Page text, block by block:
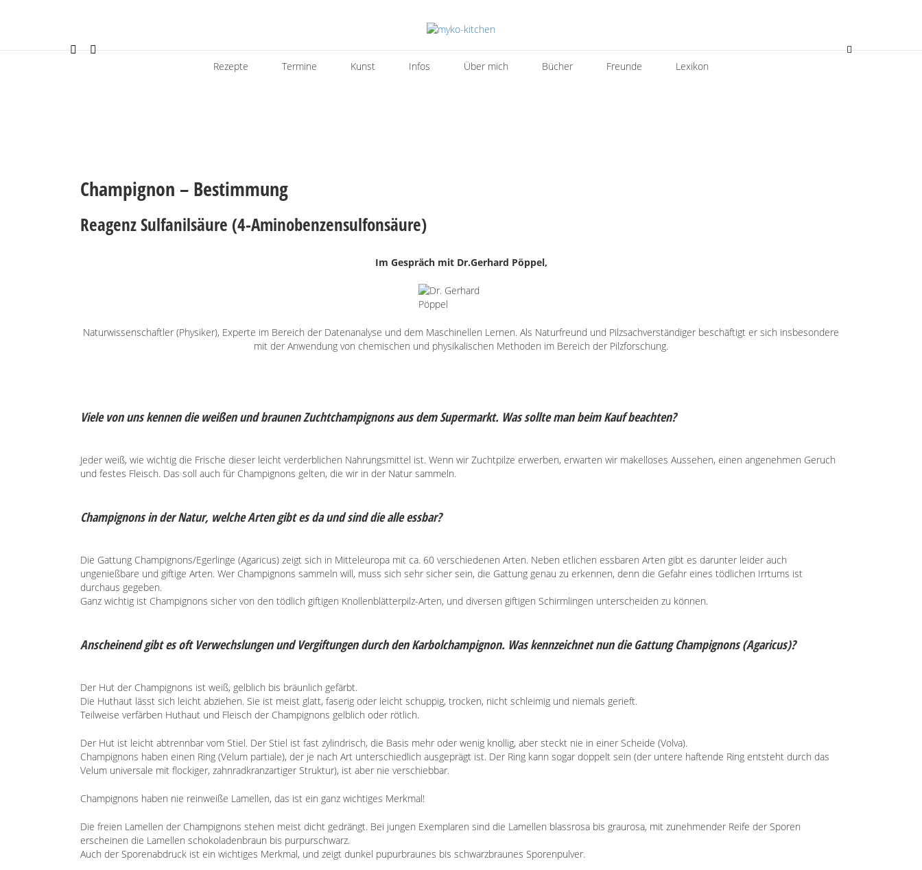
Rezepte Termine Kunst Infos Über mich Bücher Freunde Lexikon
Champignon – Bestimmung
Reagenz Sulfanilsäure (4-Aminobenzensulfonsäure)
Im Gespräch mit Dr.Gerhard Pöppel,
Naturwissenschaftler (Physiker), Experte im Bereich der Datenanalyse und dem Maschinellen Lernen. Als Naturfreund und Pilzsachverständiger beschäftigt er sich insbesondere
mit der Anwendung von chemischen und physikalischen Methoden im Bereich der Pilzforschung.
Viele von uns kennen die weißen und braunen Zuchtchampignons aus dem Supermarkt. Was sollte man beim Kauf beachten?
Jeder weiß, wie wichtig die Frische dieser leicht verderblichen Nahrungsmittel ist. Wenn wir Zuchtpilze erwerben, erwarten wir makelloses Aussehen, einen angenehmen Geruch
und festes Fleisch. Das soll auch für Champignons gelten, die wir in der Natur sammeln.
Champignons in der Natur, welche Arten gibt es da und sind die alle essbar?
Die Gattung Champignons/Egerlinge (Agaricus) zeigt sich in Mitteleuropa mit ca. 60 verschiedenen Arten. Neben etlichen essbaren Arten gibt es darunter leider auch
ungenießbare und giftige Arten. Wer Champignons sammeln will, muss sich sehr sicher sein, die Gattung genau zu erkennen, denn die Gefahr eines tödlichen Irrtums ist
durchaus gegeben.
Ganz wichtig ist Champignons sicher von den tödlich giftigen Knollenblätterpilz-Arten, und diversen giftigen Schirmlingen unterscheiden zu können.
Anscheinend gibt es oft Verwechslungen und Vergiftungen durch den Karbolchampignon. Was kennzeichnet nun die Gattung Champignons (Agaricus)?
Der Hut der Champignons ist weiß, gelblich bis bräunlich gefärbt.
Die Huthaut lässt sich leicht abziehen. Sie ist meist glatt, faserig oder leicht schuppig, trocken, nicht schleimig und niemals gerieft.
Teilweise verfärben Huthaut und Fleisch der Champignons gelblich oder rötlich.
Der Hut ist leicht abtrennbar vom Stiel. Der Stiel ist fast zylindrisch, die Basis mehr oder wenig knollig, aber steckt nie in einer Scheide (Volva).
Champignons haben einen Ring (Velum partiale), der je nach Art unterschiedlich ausgeprägt ist. Der Ring kann sogar doppelt sein (der untere haftende Ring entsteht durch das
Velum universale mit flockiger, zahnradkranzartiger Struktur), ist aber nie verschiebbar.
Champignons haben nie reinweiße Lamellen, das ist ein ganz wichtiges Merkmal!
Die freien Lamellen der Champignons stehen meist dicht gedrängt. Bei jungen Exemplaren sind die Lamellen blassrosa bis graurosa, mit zunehmender Reife der Sporen
erscheinen die Lamellen schokoladenbraun bis purpurschwarz.
Auch der Sporenabdruck ist ein wichtiges Merkmal, und zeigt dunkel pupurbraunes bis schwarzbraunes Sporenpulver.